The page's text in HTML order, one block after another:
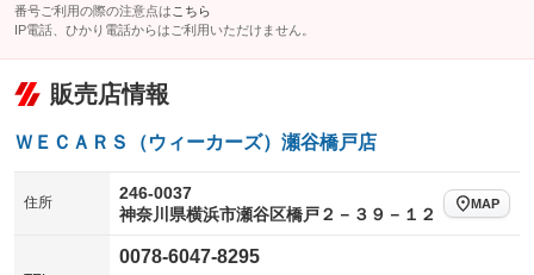
番号ご利用の際の注意点は こちら
IP電話、ひかり電話からはご利用いただけません。
販売店情報
ＷＥＣＡＲＳ（ウィーカーズ）瀬谷橋戸店
住所
246-0037
神奈川県横浜市瀬谷区橋戸２－３９－１２
MAP
0078-6047-8295